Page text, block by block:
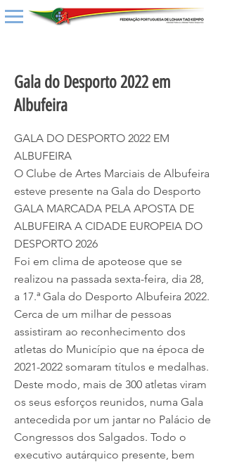
Gala do Desporto 2022 em
Albufeira
GALA DO DESPORTO 2022 EM
ALBUFEIRA
O Clube de Artes Marciais de Albufeira
esteve presente na Gala do Desporto
GALA MARCADA PELA APOSTA DE
ALBUFEIRA A CIDADE EUROPEIA DO
DESPORTO 2026
Foi em clima de apoteose que se
realizou na passada sexta-feira, dia 28,
a 17.ª Gala do Desporto Albufeira 2022.
Cerca de um milhar de pessoas
assistiram ao reconhecimento dos
atletas do Município que na época de
2021-2022 somaram títulos e medalhas.
Deste modo, mais de 300 atletas viram
os seus esforços reunidos, numa Gala
antecedida por um jantar no Palácio de
Congressos dos Salgados. Todo o
executivo autárquico presente, bem